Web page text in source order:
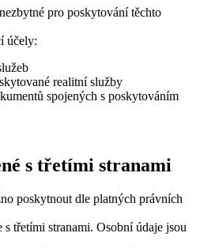
pro poskytování těchto
účely:
realitní služby
spojených s poskytováním
s třetími stranami
poskytnout dle platných právních
třetími stranami. Osobní údaje jsou